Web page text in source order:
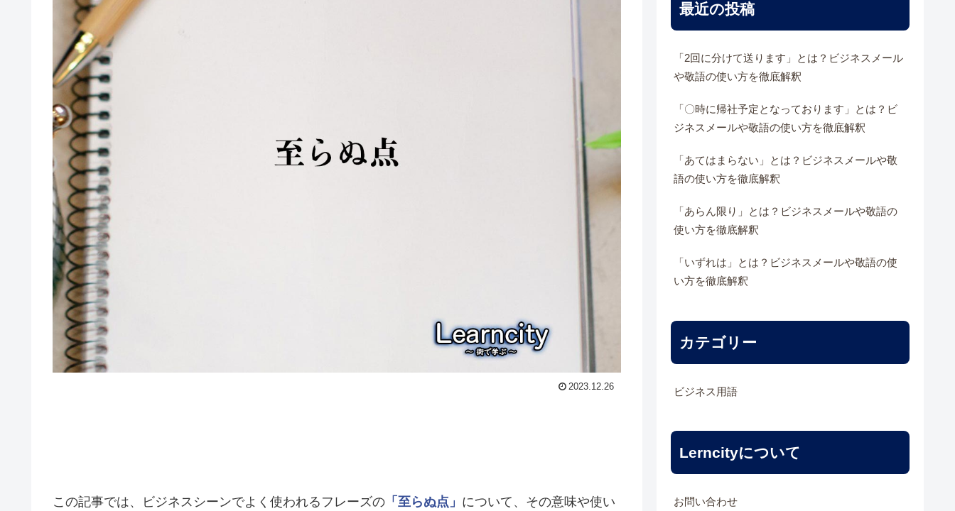
2023.12.26
この記事では、ビジネスシーンでよく使われるフレーズの 「至らぬ点」 について、その意味や使い
最近の投稿
「2回に分けて送ります」とは？ビジネスメール
や敬語の使い方を徹底解釈
「〇時に帰社予定となっております」とは？ビ
ジネスメールや敬語の使い方を徹底解釈
「あてはまらない」とは？ビジネスメールや敬
語の使い方を徹底解釈
「あらん限り」とは？ビジネスメールや敬語の
使い方を徹底解釈
「いずれは」とは？ビジネスメールや敬語の使
い方を徹底解釈
カテゴリー
ビジネス用語
Lerncityについて
お問い合わせ